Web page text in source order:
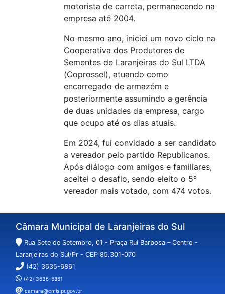
motorista de carreta, permanecendo na
empresa até 2004.
No mesmo ano, iniciei um novo ciclo na
Cooperativa dos Produtores de
Sementes de Laranjeiras do Sul LTDA
(Coprossel), atuando como
encarregado de armazém e
posteriormente assumindo a gerência
de duas unidades da empresa, cargo
que ocupo até os dias atuais.
Em 2024, fui convidado a ser candidato
a vereador pelo partido Republicanos.
Após diálogo com amigos e familiares,
aceitei o desafio, sendo eleito o 5º
vereador mais votado, com 474 votos.
Câmara Municipal de Laranjeiras do Sul
Rua Sete de Setembro, 01 - Praça Rui Barbosa – Centro -
Laranjeiras do Sul/Pr - CEP 85.301-070
(42) 3635-6861
(42) 3635-6861
camara@cmls.pr.gov.br